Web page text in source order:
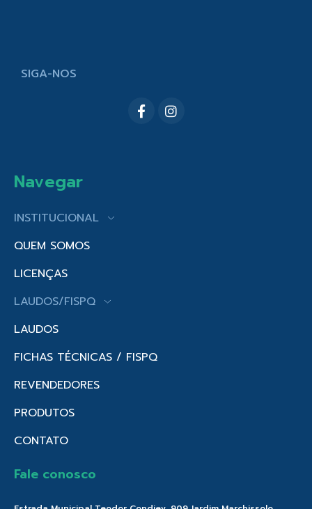
SIGA-NOS
Navegar
INSTITUCIONAL
QUEM SOMOS
LICENÇAS
LAUDOS/FISPQ
LAUDOS
FICHAS TÉCNICAS / FISPQ
REVENDEDORES
PRODUTOS
CONTATO
Fale conosco